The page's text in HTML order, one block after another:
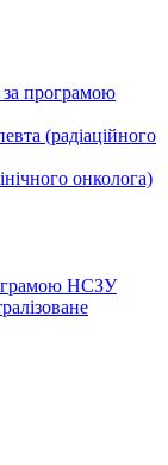
за програмою
(радіаційного
онколога)
НСЗУ